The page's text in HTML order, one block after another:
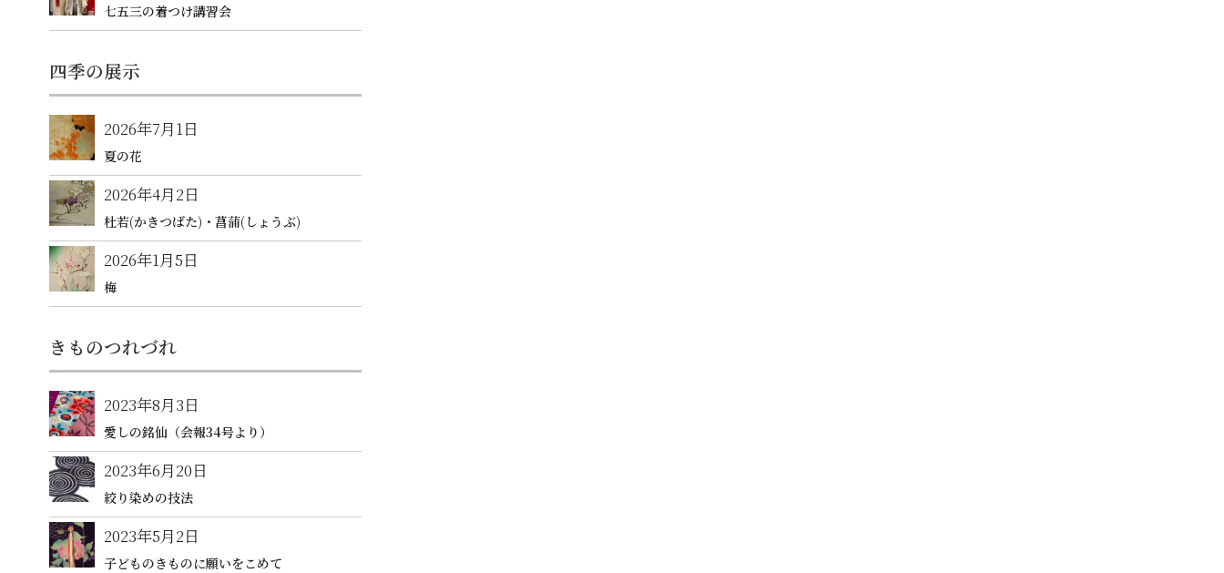
七五三の着つけ講習会
四季の展示
2026年7月1日
夏の花
2026年4月2日
杜若(かきつばた)・菖蒲(しょうぶ)
2026年1月5日
梅
きものつれづれ
2023年8月3日
愛しの銘仙（会報34号より）
2023年6月20日
絞り染めの技法
2023年5月2日
子どものきものに願いをこめて